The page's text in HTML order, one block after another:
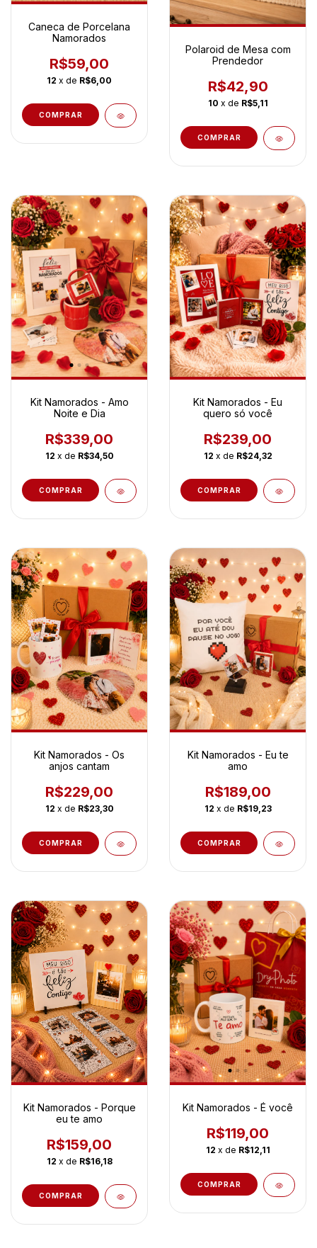
Caneca de Porcelana
Namorados
R$59,00
12 x de R$6,00
Polaroid de Mesa com
Prendedor
R$42,90
10 x de R$5,11
Kit Namorados - Amo
Noite e Dia
R$339,00
12 x de R$34,50
Kit Namorados - Eu
quero só você
R$239,00
12 x de R$24,32
Kit Namorados - Os
anjos cantam
R$229,00
12 x de R$23,30
Kit Namorados - Eu te
amo
R$189,00
12 x de R$19,23
Kit Namorados - Porque
eu te amo
R$159,00
12 x de R$16,18
Kit Namorados - É você
R$119,00
12 x de R$12,11